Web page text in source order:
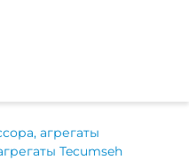
агрегаты
Tecumseh